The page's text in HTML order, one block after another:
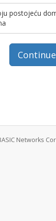
postojeću
Continue
Networks